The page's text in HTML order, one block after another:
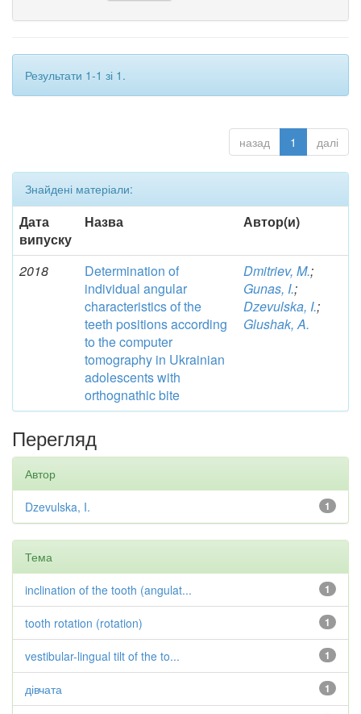
Результати 1-1 зі 1.
назад 1 далі
Знайдені матеріали:
Дата
випуску
Назва Автор(и)
2018
Determination of
individual angular
characteristics of the
teeth positions according
to the computer
tomography in Ukrainian
adolescents with
orthognathic bite
Dmitriev, M.;
Gunas, I.;
Dzevulska, I.;
Glushak, A.
Перегляд
Автор
1
Dzevulska, I.
Тема
1
inclination of the tooth (angulat...
1
tooth rotation (rotation)
1
vestibular-lingual tilt of the to...
1
дівчата